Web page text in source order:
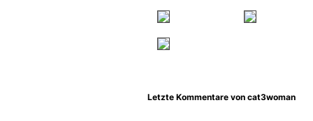
Letzte Kommentare von cat3woman